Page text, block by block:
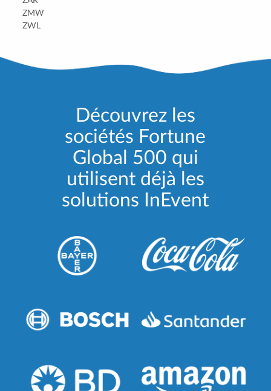
ZMW
ZWL
Découvrez les
sociétés Fortune
Global 500 qui
utilisent déjà les
solutions InEvent